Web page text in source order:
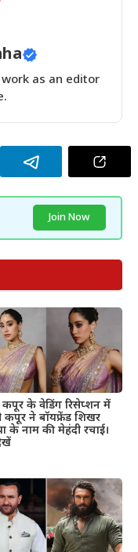
as an editor
Join Now
के वेडिंग रिसेप्शन में
कपूर ने बॉयफ्रेंड शिखर
के नाम की मेहंदी रचाई।